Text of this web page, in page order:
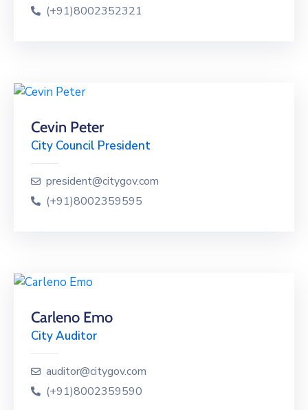
(+91)8002352321
Cevin Peter
City Council President
president@citygov.com
(+91)8002359595
Carleno Emo
City Auditor
auditor@citygov.com
(+91)8002359590